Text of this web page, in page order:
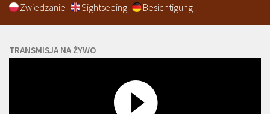
Zwiedzanie Sightseeing Besichtigung
TRANSMISJA NA ŻYWO